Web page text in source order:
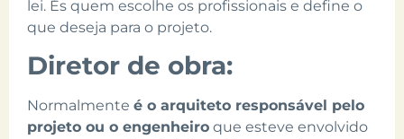
lei. És quem escolhe os profissionais e define o
que deseja para o projeto.
Diretor de obra:
Normalmente é o arquiteto responsável pelo
projeto ou o engenheiro que esteve envolvido